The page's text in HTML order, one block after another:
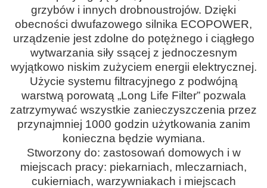
grzybów i innych drobnoustrojów. Dzięki
obecności dwufazowego silnika ECOPOWER,
urządzenie jest zdolne do potężnego i ciągłego
wytwarzania siły ssącej z jednoczesnym
wyjątkowo niskim zużyciem energii elektrycznej.
Użycie systemu filtracyjnego z podwójną
warstwą porowatą „Long Life Filter” pozwala
zatrzymywać wszystkie zanieczyszczenia przez
przynajmniej 1000 godzin użytkowania zanim
konieczna będzie wymiana.
Stworzony do: zastosowań domowych i w
miejscach pracy: piekarniach, mleczarniach,
cukierniach, warzywniakach i miejscach